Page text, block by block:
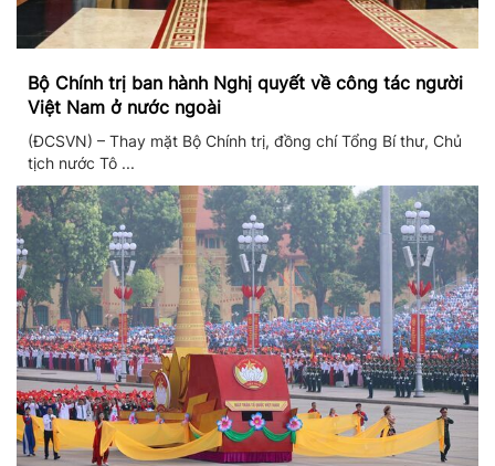
Bộ Chính trị ban hành Nghị quyết về công tác người
Việt Nam ở nước ngoài
(ĐCSVN) – Thay mặt Bộ Chính trị, đồng chí Tổng Bí thư, Chủ
tịch nước Tô ...